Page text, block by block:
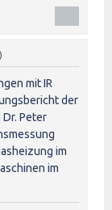
mit IR
der
Peter
im
im